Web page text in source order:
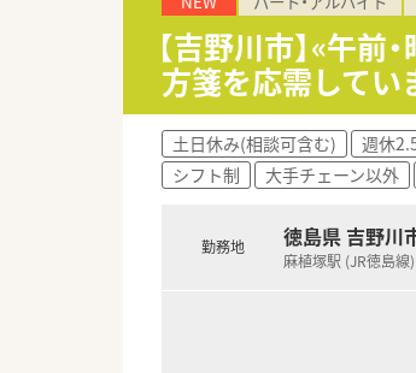
■調剤・監査・服
■処方箋枚数：40
〈法人概要〉
■徳島市内を中心
創業当初より医
方々を育成され
■永年勤続表彰と
現在、従業員の
■在宅件数やか
〈こんな方にもお
【吉野川市】«午
方箋を応需してい
土日休み(相談可含む) 週休
シフト制
大手チェーン以外
勤務地 徳島県 吉野川
麻植塚駅 (JR徳島線)